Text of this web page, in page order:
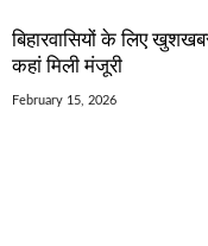
बिहारवासियों के लिए
कहां मिली मंजूरी
February 15, 2026